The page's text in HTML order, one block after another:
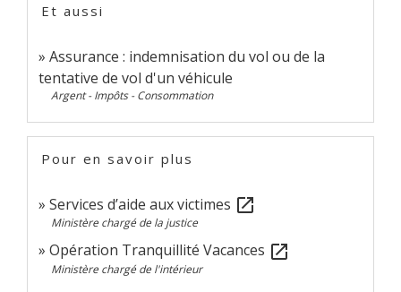
Et aussi
Assurance : indemnisation du vol ou de la
tentative de vol d'un véhicule
Argent - Impôts - Consommation
Pour en savoir plus
Services d’aide aux victimes open_in_new
Ministère chargé de la justice
Opération Tranquillité Vacances open_in_new
Ministère chargé de l'intérieur